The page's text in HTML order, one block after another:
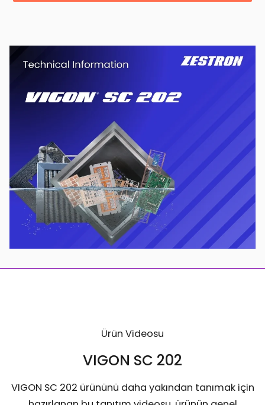
Ürün Videosu
VIGON SC 202
VIGON SC 202 ürününü daha yakından tanımak için